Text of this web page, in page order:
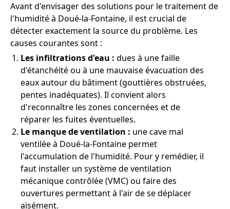
Avant d'envisager des solutions pour le traitement de
l'humidité à Doué-la-Fontaine, il est crucial de
détecter exactement la source du problème. Les
causes courantes sont :
Les infiltrations d'eau : dues à une faille
d'étanchéité ou à une mauvaise évacuation des
eaux autour du bâtiment (gouttières obstruées,
pentes inadéquates). Il convient alors
d'reconnaître les zones concernées et de
réparer les fuites éventuelles.
Le manque de ventilation : une cave mal
ventilée à Doué-la-Fontaine permet
l'accumulation de l'humidité. Pour y remédier, il
faut installer un système de ventilation
mécanique contrôlée (VMC) ou faire des
ouvertures permettant à l'air de se déplacer
aisément.